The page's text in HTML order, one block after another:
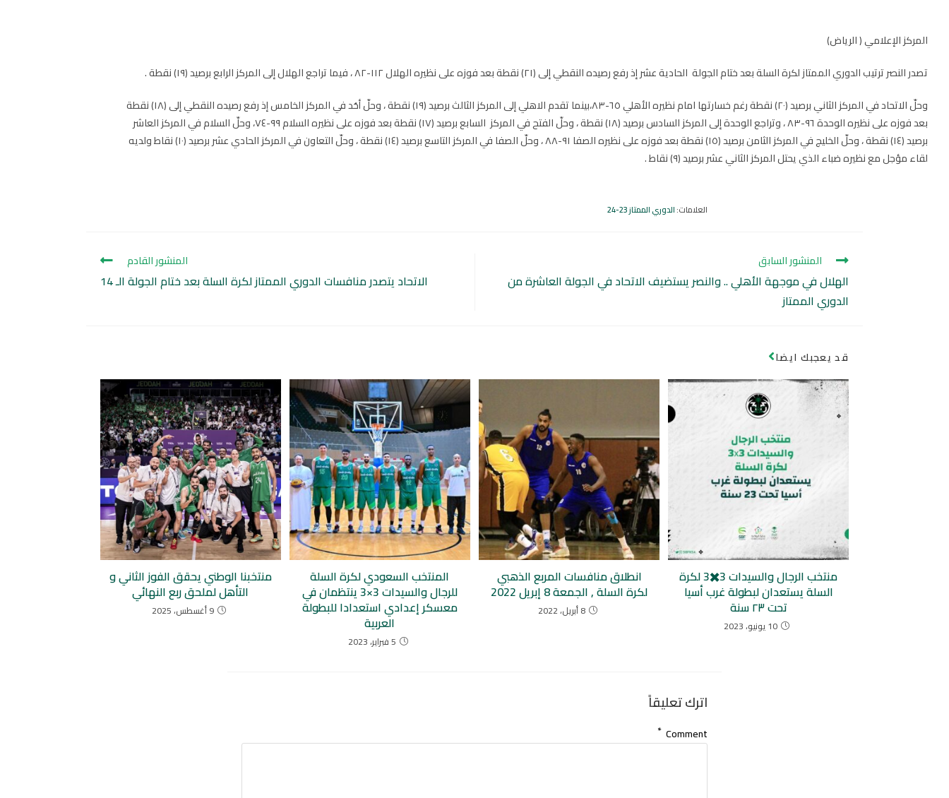
المركز الإعلامي ( الرياض)
تصدر النصر ترتيب الدوري الممتاز لكرة السلة بعد ختام الجولة الحادية عشر إذ رفع رصيده النقطي إلى (٢١) نقطة بعد فوزه على نظيره الهلال ١١٢-٨٢ ، فيما تراجع الهلال إلى المركز الرابع برصيد (١٩) نقطة .
وحلّ الاتحاد في المركز الثاني برصيد (٢٠) نقطة رغم خسارتها امام نظيره الأهلي ٦٥-٨٣،بينما تقدم الاهلي إلى المركز الثالث برصيد (١٩) نقطة ، وحلّ أحُد في المركز الخامس إذ رفع رصيده النقطي إلى (١٨) نقطة
بعد فوزه على نظيره الوحدة ٩٦-٨٣ ، وتراجع الوحدة إلى المركز السادس برصيد (١٨) نقطة ، وحلّ الفتح في المركز السابع برصيد (١٧) نقطة بعد فوزه على نظيره السلام ٩٩-٧٤، وحلّ السلام في المركز العاشر
برصيد (١٤) نقطة ، وحلّ الخليج في المركز الثامن برصيد (١٥) نقطة بعد فوزه على نظيره الصفا ٩١-٨٨ ، وحلّ الصفا في المركز التاسع برصيد (١٤) نقطة ، وحلّ التعاون في المركز الحادي عشر برصيد (١٠) نقاط ولديه
لقاء مؤجل مع نظيره ضباء الذي يحتل المركز الثاني عشر برصيد (٩) نقاط .
العلامات: الدوري الممتاز 23-24
المنشور السابق
الهلال في موجهة الأهلي .. والنصر يستضيف الاتحاد في الجولة العاشرة من
الدوري الممتاز
المنشور القادم
الاتحاد يتصدر منافسات الدوري الممتاز لكرة السلة بعد ختام الجولة الـ 14
قد يعجبك ايضا
منتخبنا الوطني يحقق الفوز الثاني و
التأهل لملحق ربع النهائي
9 أغسطس، 2025
المنتخب السعودي لكرة السلة
للرجال والسيدات 3×3 ينتظمان في
معسكر إعدادي استعدادا للبطولة
العربية
5 فبراير، 2023
انطلاق منافسات المربع الذهبي
لكرة السلة , الجمعة 8 إبريل 2022
8 أبريل، 2022
منتخب الرجال والسيدات 3✖️3 لكرة
السلة يستعدان لبطولة غرب أسيا
تحت ٢٣ سنة
10 يونيو، 2023
اترك تعليقاً
Comment
*